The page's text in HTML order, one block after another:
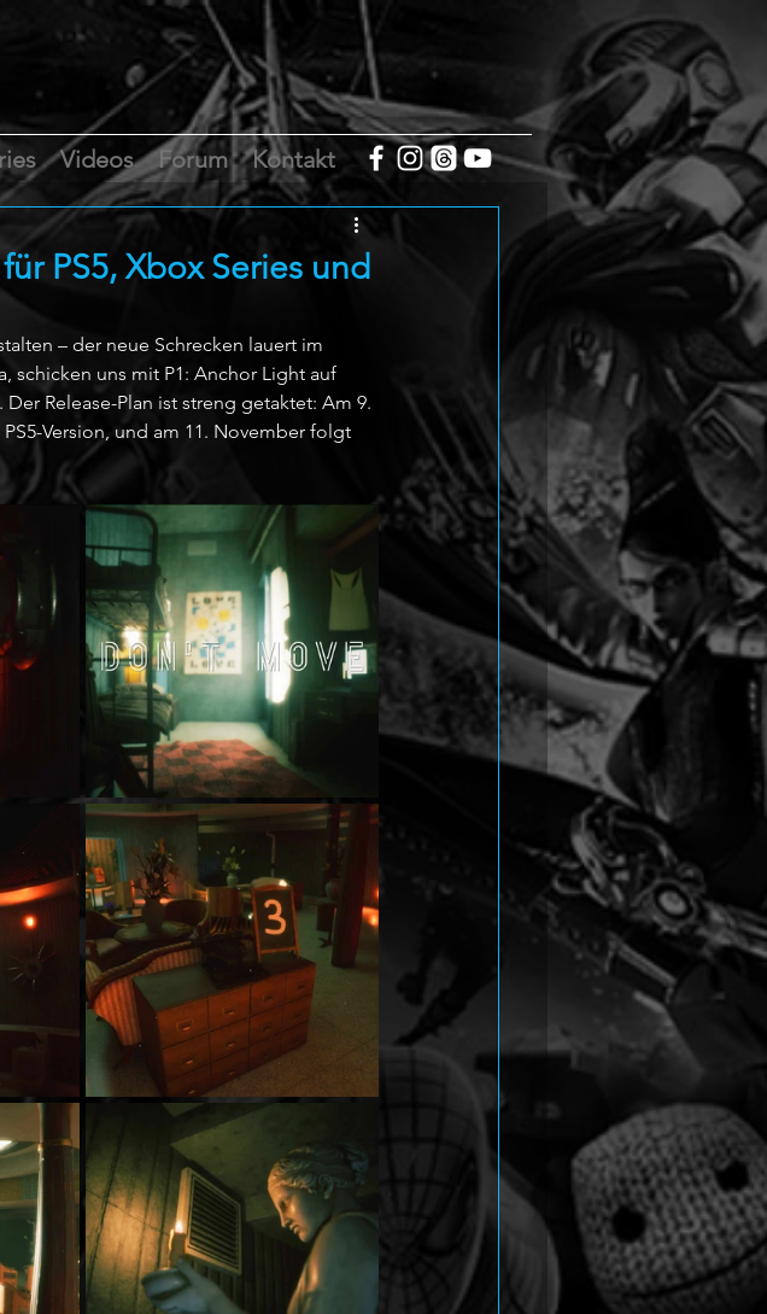
Videos Forum Kontakt
PS5, Xbox Series und
– der neue Schrecken lauert im
schicken uns mit P1: Anchor Light auf
Release-Plan ist streng getaktet: Am 9.
Version, und am 11. November folgt